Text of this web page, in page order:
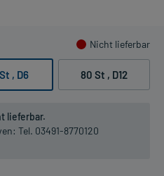
Nicht lieferbar
, D6 80 St , D12
lieferbar.
Tel. 03491-8770120